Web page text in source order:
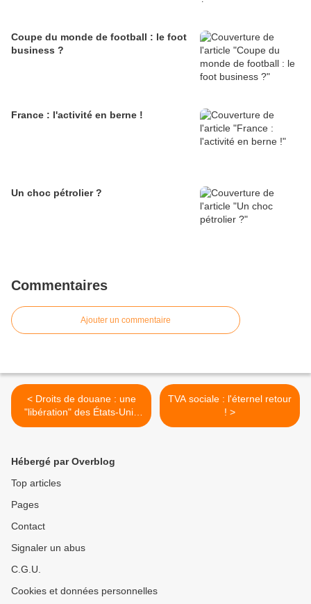
Coupe du monde de football : le foot
business ?
France : l'activité en berne !
Un choc pétrolier ?
Commentaires
Ajouter un commentaire
< Droits de douane : une
"libération" des États-Unis
selon Trump
TVA sociale : l'éternel retour
! >
Hébergé par Overblog
Top articles
Pages
Contact
Signaler un abus
C.G.U.
Cookies et données personnelles